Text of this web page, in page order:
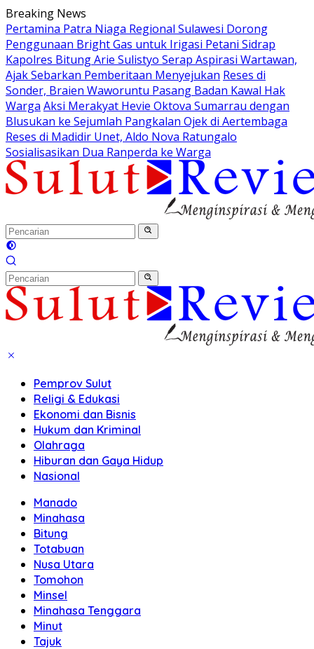
Langsung
ke
konten
Breaking News
Pertamina Patra Niaga Regional Sulawesi Dorong
Penggunaan Bright Gas untuk Irigasi Petani Sidrap
Kapolres Bitung Arie Sulistyo Serap Aspirasi Wartawan,
Ajak Sebarkan Pemberitaan Menyejukan Reses di
Sonder, Braien Waworuntu Pasang Badan Kawal Hak
Warga Aksi Merakyat Hevie Oktova Sumarrau dengan
Blusukan ke Sejumlah Pangkalan Ojek di Aertembaga
Reses di Madidir Unet, Aldo Nova Ratungalo
Sosialisasikan Dua Ranperda ke Warga
Pemprov Sulut
Religi & Edukasi
Ekonomi dan Bisnis
Hukum dan Kriminal
Olahraga
Hiburan dan Gaya Hidup
Nasional
Manado
Minahasa
Bitung
Totabuan
Nusa Utara
Tomohon
Minsel
Minahasa Tenggara
Minut
Tajuk